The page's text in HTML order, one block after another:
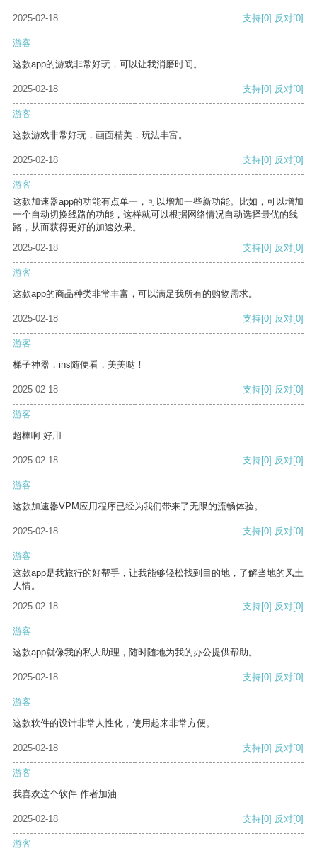
2025-02-18 支持[0] 反对[0]
游客
这款app的游戏非常好玩，可以让我消磨时间。
2025-02-18 支持[0] 反对[0]
游客
这款游戏非常好玩，画面精美，玩法丰富。
2025-02-18 支持[0] 反对[0]
游客
这款加速器app的功能有点单一，可以增加一些新功能。比如，可以增加
一个自动切换线路的功能，这样就可以根据网络情况自动选择最优的线
路，从而获得更好的加速效果。
2025-02-18
支持[0] 反对[0]
游客
这款app的商品种类非常丰富，可以满足我所有的购物需求。
2025-02-18 支持[0] 反对[0]
游客
梯子神器，ins随便看，美美哒！
2025-02-18 支持[0] 反对[0]
游客
超棒啊 好用
2025-02-18 支持[0] 反对[0]
游客
这款加速器VPM应用程序已经为我们带来了无限的流畅体验。
2025-02-18 支持[0] 反对[0]
游客
这款app是我旅行的好帮手，让我能够轻松找到目的地，了解当地的风土
人情。
2025-02-18
支持[0] 反对[0]
游客
这款app就像我的私人助理，随时随地为我的办公提供帮助。
2025-02-18 支持[0] 反对[0]
游客
这款软件的设计非常人性化，使用起来非常方便。
2025-02-18 支持[0] 反对[0]
游客
我喜欢这个软件 作者加油
2025-02-18 支持[0] 反对[0]
游客